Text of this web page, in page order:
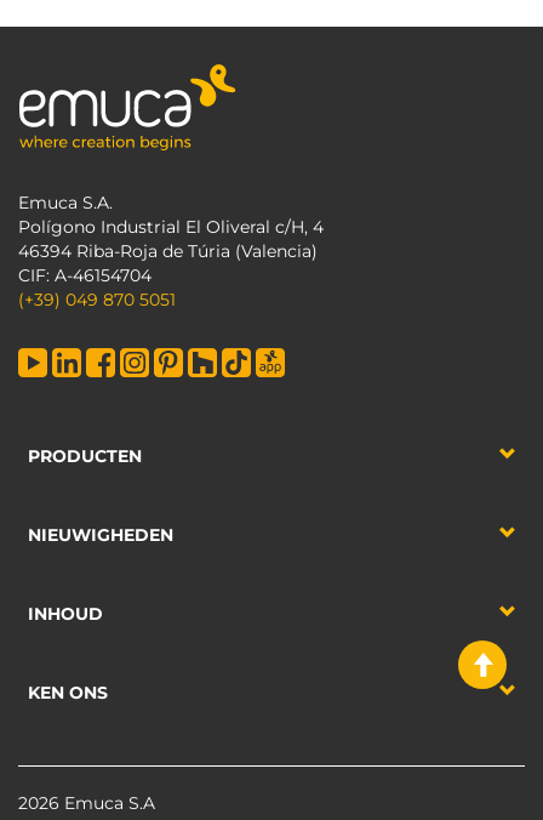
Emuca S.A.
Polígono Industrial El Oliveral c/H, 4
46394 Riba-Roja de Túria (Valencia)
CIF: A-46154704
(+39) 049 870 5051
PRODUCTEN
NIEUWIGHEDEN
INHOUD
KEN ONS
2026 Emuca S.A